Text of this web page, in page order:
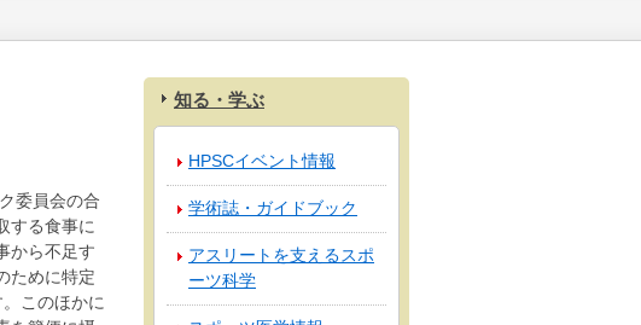
委員会の合
する食事に
から不足す
ために特定
このほかに
知る・学ぶ
HPSCイベント情報
学術誌・ガイドブック
アスリートを支えるスポ
ーツ科学